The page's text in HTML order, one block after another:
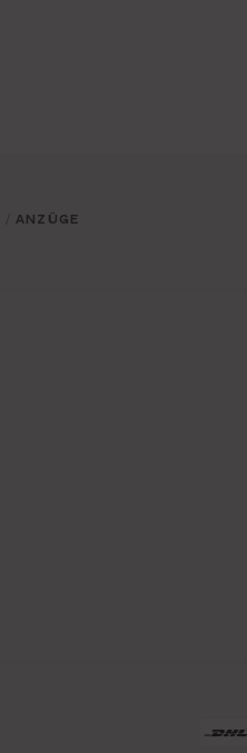
ANZÜGE